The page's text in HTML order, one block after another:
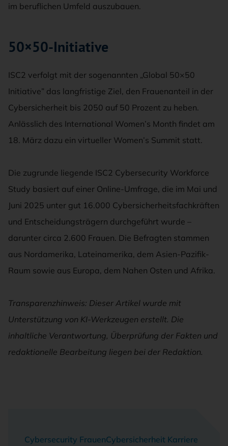
im beruflichen Umfeld auszubauen.
50×50-Initiative
ISC2 verfolgt mit der sogenannten „Global 50×50
Initiative” das langfristige Ziel, den Frauenanteil in der
Cybersicherheit bis 2050 auf 50 Prozent zu heben.
Anlässlich des International Women’s Month findet am
18. März dazu ein virtueller Women’s Summit statt.
Die zugrunde liegende ISC2 Cybersecurity Workforce
Study basiert auf einer Online-Umfrage, die im Mai und
Juni 2025 unter gut 16.000 Cybersicherheitsfachkräften
und Entscheidungsträgern durchgeführt wurde –
darunter circa 2.600 Frauen. Die Befragten stammen
aus Nordamerika, Lateinamerika, dem Asien-Pazifik-
Raum sowie aus Europa, dem Nahen Osten und Afrika.
Transparenzhinweis: Dieser Artikel wurde mit
Unterstützung von KI-Werkzeugen erstellt. Die
inhaltliche Verantwortung, Überprüfung der Fakten und
redaktionelle Bearbeitung liegen bei der Redaktion.
Cybersecurity FrauenCybersicherheit Karriere